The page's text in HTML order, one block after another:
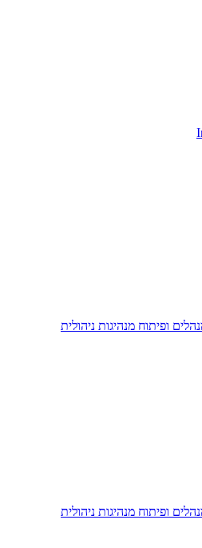
ופיתוח מנהיגות ניהולית
ופיתוח מנהיגות ניהולית